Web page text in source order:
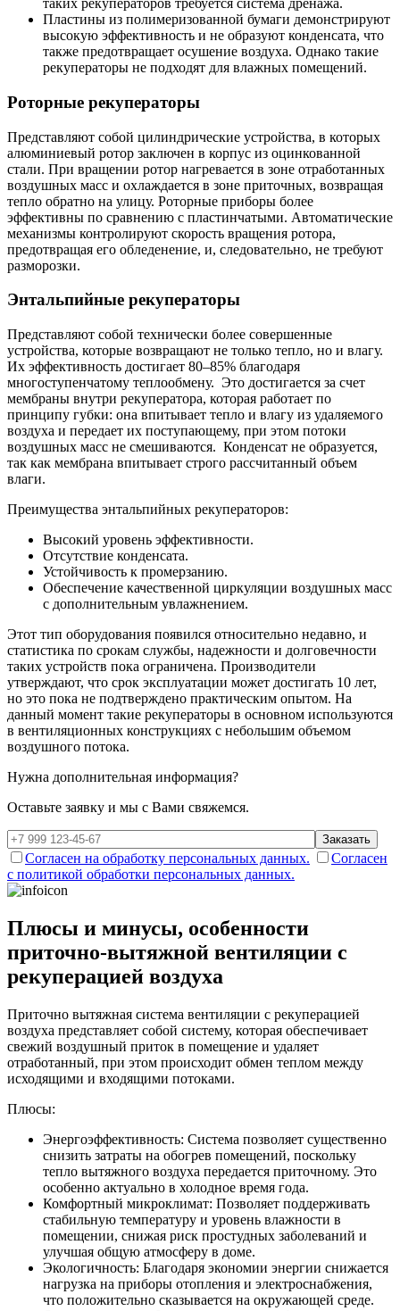
таких рекуператоров требуется система дренажа.
Пластины из полимеризованной бумаги демонстрируют
высокую эффективность и не образуют конденсата, что
также предотвращает осушение воздуха. Однако такие
рекуператоры не подходят для влажных помещений.
Роторные рекуператоры
Представляют собой цилиндрические устройства, в которых
алюминиевый ротор заключен в корпус из оцинкованной
стали. При вращении ротор нагревается в зоне отработанных
воздушных масс и охлаждается в зоне приточных, возвращая
тепло обратно на улицу. Роторные приборы более
эффективны по сравнению с пластинчатыми. Автоматические
механизмы контролируют скорость вращения ротора,
предотвращая его обледенение, и, следовательно, не требуют
разморозки.
Энтальпийные рекуператоры
Представляют собой технически более совершенные
устройства, которые возвращают не только тепло, но и влагу.
Их эффективность достигает 80–85% благодаря
многоступенчатому теплообмену. Это достигается за счет
мембраны внутри рекуператора, которая работает по
принципу губки: она впитывает тепло и влагу из удаляемого
воздуха и передает их поступающему, при этом потоки
воздушных масс не смешиваются. Конденсат не образуется,
так как мембрана впитывает строго рассчитанный объем
влаги.
Преимущества энтальпийных рекуператоров:
Высокий уровень эффективности.
Отсутствие конденсата.
Устойчивость к промерзанию.
Обеспечение качественной циркуляции воздушных масс
с дополнительным увлажнением.
Этот тип оборудования появился относительно недавно, и
статистика по срокам службы, надежности и долговечности
таких устройств пока ограничена. Производители
утверждают, что срок эксплуатации может достигать 10 лет,
но это пока не подтверждено практическим опытом. На
данный момент такие рекуператоры в основном используются
в вентиляционных конструкциях с небольшим объемом
воздушного потока.
Нужна дополнительная информация?
Оставьте заявку и мы с Вами свяжемся.
Заказать
Согласен на обработку персональных данных.
Согласен
с политикой обработки персональных данных.
Плюсы и минусы, особенности
приточно-вытяжной вентиляции с
рекуперацией воздуха
Приточно вытяжная система вентиляции с рекуперацией
воздуха представляет собой систему, которая обеспечивает
свежий воздушный приток в помещение и удаляет
отработанный, при этом происходит обмен теплом между
исходящими и входящими потоками.
Плюсы:
Энергоэффективность: Система позволяет существенно
снизить затраты на обогрев помещений, поскольку
тепло вытяжного воздуха передается приточному. Это
особенно актуально в холодное время года.
Комфортный микроклимат: Позволяет поддерживать
стабильную температуру и уровень влажности в
помещении, снижая риск простудных заболеваний и
улучшая общую атмосферу в доме.
Экологичность: Благодаря экономии энергии снижается
нагрузка на приборы отопления и электроснабжения,
что положительно сказывается на окружающей среде.